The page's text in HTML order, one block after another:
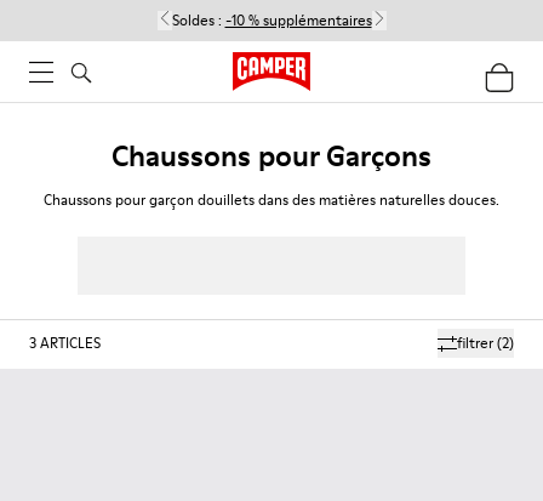
Soldes : -10 % supplémentaires
Chaussons pour Garçons
Chaussons pour garçon douillets dans des matières naturelles douces.
filtrer(2)
3ARTICLES